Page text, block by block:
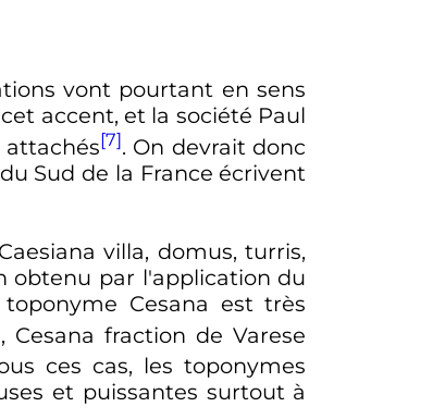
vont pourtant en sens
accent, et la société Paul
[7]. On devrait donc
Sud de la France écrivent
villa, domus, turris,
obtenu par l'application du
Cesana est très
, Cesana fraction de Varese
ces cas, les toponymes
et puissantes surtout à